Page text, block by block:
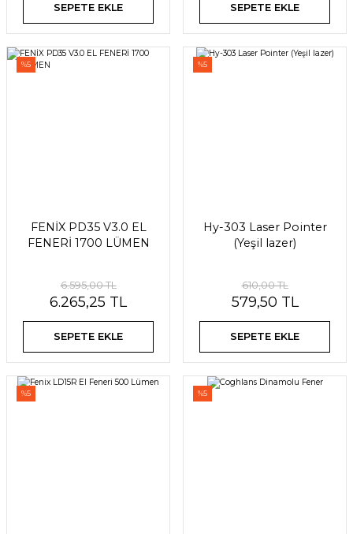
SEPETE EKLE SEPETE EKLE
%5
FENİX PD35 V3.0 EL
FENERİ 1700 LÜMEN
6.595,00 TL
6.265,25 TL
SEPETE EKLE
%5
Hy-303 Laser Pointer
(Yeşil lazer)
610,00 TL
579,50 TL
SEPETE EKLE
%5 %5